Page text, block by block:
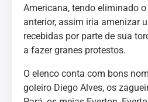
Americana, tendo eliminado
anterior, assim iria amenizar
recebidas por parte de sua
a fazer granes protestos.
O elenco conta com bons
goleiro Diego Alves, os